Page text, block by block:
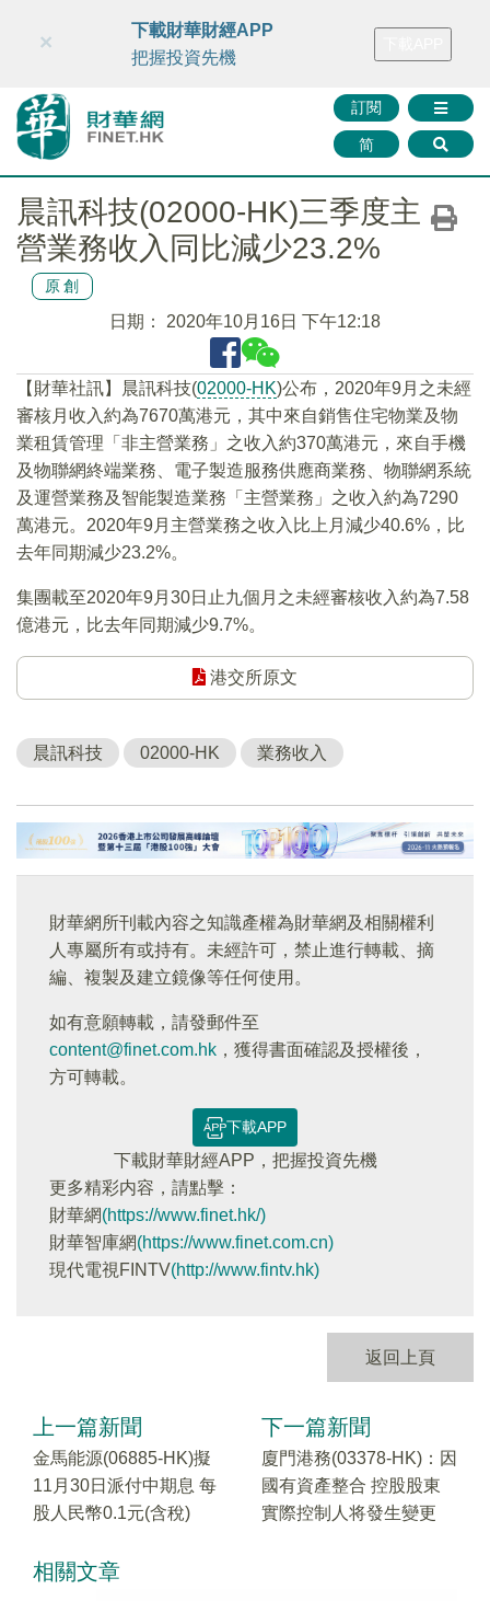
財華智庫網 FINTV FINMETA 財華證券 媒體矩陣
訂閱
简
×
下載財華財經APP
把握投資先機
晨訊科技(02000-HK)三季度主
營業務收入同比減少23.2%
原創
日期： 2020年10月16日 下午12:18
【財華社訊】晨訊科技(02000-HK)公布，2020年9月之未經
審核月收入約為7670萬港元，其中來自銷售住宅物業及物
業租賃管理「非主營業務」之收入約370萬港元，來自手機
及物聯網終端業務、電子製造服務供應商業務、物聯網系統
及運營業務及智能製造業務「主營業務」之收入約為7290
萬港元。2020年9月主營業務之收入比上月減少40.6%，比
去年同期減少23.2%。
集團載至2020年9月30日止九個月之未經審核收入約為7.58
億港元，比去年同期減少9.7%。
港交所原文
晨訊科技 02000-HK 業務收入
財華網所刊載內容之知識產權為財華網及相關權利
人專屬所有或持有。未經許可，禁止進行轉載、摘
編、複製及建立鏡像等任何使用。
如有意願轉載，請發郵件至
content@finet.com.hk ，獲得書面確認及授權後，
方可轉載。
下載APP
下載財華財經APP，把握投資先機
更多精彩内容，請點擊：
財華網(https://www.finet.hk/)
財華智庫網(https://www.finet.com.cn)
現代電視FINTV(http://www.fintv.hk)
返回上頁
上一篇新聞
金馬能源(06885-HK)擬
11月30日派付中期息 每
股人民幣0.1元(含稅)
下一篇新聞
廈門港務(03378-HK)：因
國有資產整合 控股股東
實際控制人将發生變更
相關文章